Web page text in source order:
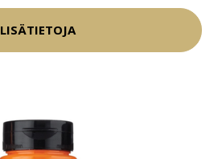
LISÄTIETOJA